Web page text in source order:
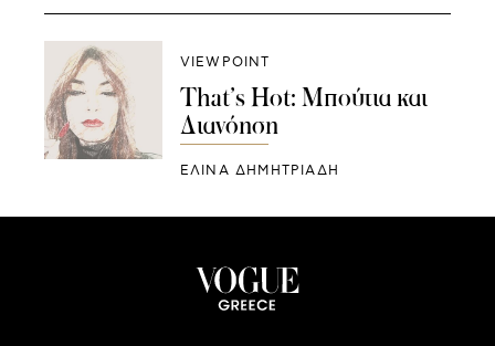
VIEWPOINT
That’s Hot: Μπούτια και
Διανόηση
ΕΛΙΝΑ ΔΗΜΗΤΡΙΑΔΗ